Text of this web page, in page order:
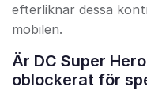
efterliknar dessa
mobilen.
Är DC Super
oblockerat för